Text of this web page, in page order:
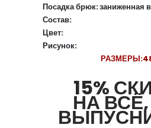
Посадка брюк:заниженная
Состав:
Цвет:
Рисунок:
РАЗМЕРЫ:
15%
НА